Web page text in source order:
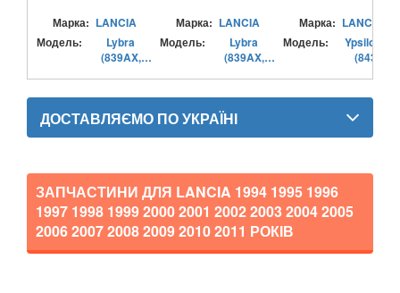
TESLA
В наявності!
Марка: LANCIA
Модель:
Lybra
(839AX,
Марка: LANCIA
Модель:
Lybra
(839AX,
Марка: LANCIA
Модель:
Ypsilon II
(843)
ДОСТАВЛЯЄМО ПО УКРАЇНІ
ЗАПЧАСТИНИ ДЛЯ LANCIA
1997 1998 1999 2000 2001 2002 2003 2004 2005
2006 2007 2008 2009 2010 2011 РОКІВ